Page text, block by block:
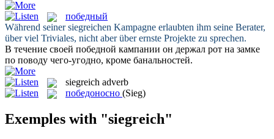
победный
Während seinersiegreichen Kampagne erlaubten ihm seine Berater,
über viel Triviales, nicht aber über ernste Projekte zu sprechen.
В течение своей победной кампании он держал рот на замке
по поводу чего-угодно, кроме банальностей.
siegreich adverb
победоносно (Sieg)
Exemples with "siegreich"